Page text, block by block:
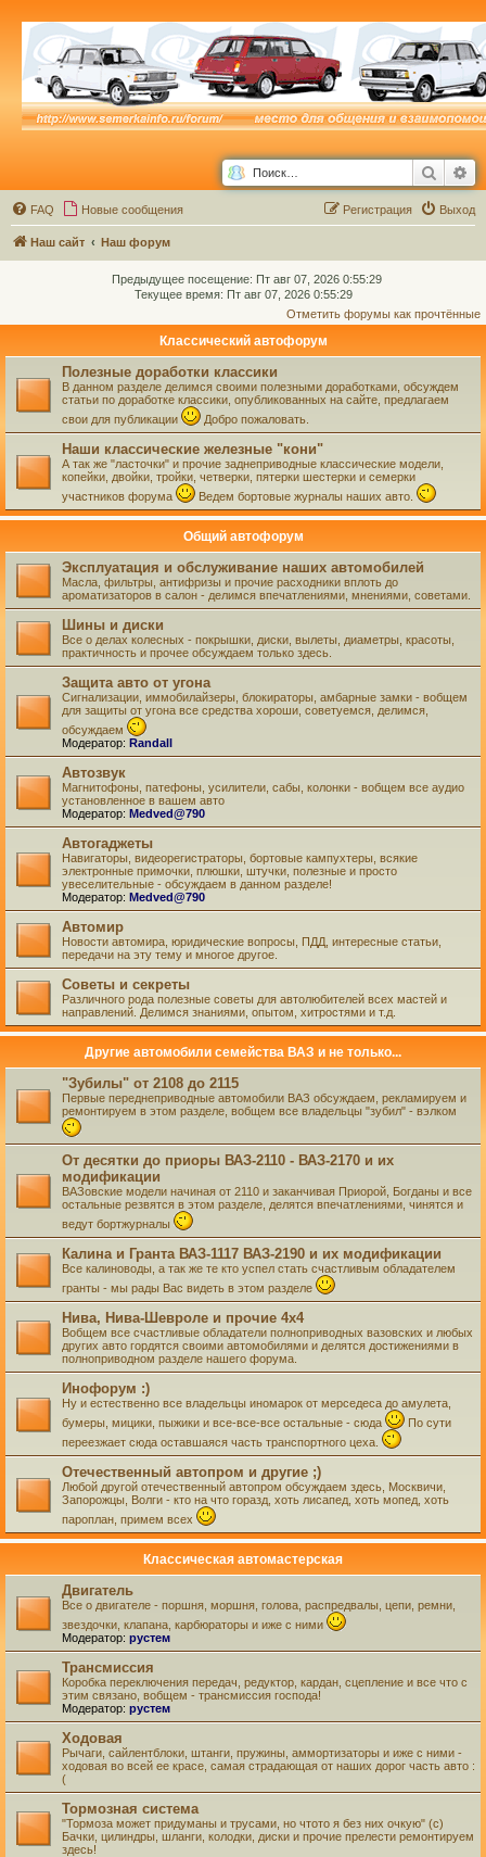
Поиск
FAQ Новые сообщения Выход
Регистрация
Наш сайт Наш форум
Предыдущее посещение: Пт авг 07, 2026 0:55:29
Текущее время: Пт авг 07, 2026 0:55:29
Отметить форумы как прочтённые
Классический автофорум
Полезные доработки классики
В данном разделе делимся своими полезными доработками, обсуждем
статьи по доработке классики, опубликованных на сайте, предлагаем
свои для публикации
Добро пожаловать.
Наши классические железные "кони"
А так же "ласточки" и прочие заднеприводные классические модели,
копейки, двойки, тройки, четверки, пятерки шестерки и семерки
участников форума
Ведем бортовые журналы наших авто.
Общий автофорум
Эксплуатация и обслуживание наших автомобилей
Масла, фильтры, антифризы и прочие расходники вплоть до
ароматизаторов в салон - делимся впечатлениями, мнениями, советами.
Шины и диски
Все о делах колесных - покрышки, диски, вылеты, диаметры, красоты,
практичность и прочее обсуждаем только здесь.
Защита авто от угона
Сигнализации, иммобилайзеры, блокираторы, амбарные замки - вобщем
для защиты от угона все средства хороши, советуемся, делимся,
обсуждаем
Модератор: Randall
Автозвук
Магнитофоны, патефоны, усилители, сабы, колонки - вобщем все аудио
установленное в вашем авто
Модератор: Medved@790
Автогаджеты
Навигаторы, видеорегистраторы, бортовые кампухтеры, всякие
электронные примочки, плюшки, штучки, полезные и просто
увеселительные - обсуждаем в данном разделе!
Модератор: Medved@790
Автомир
Новости автомира, юридические вопросы, ПДД, интересные статьи,
передачи на эту тему и многое другое.
Советы и секреты
Различного рода полезные советы для автолюбителей всех мастей и
направлений. Делимся знаниями, опытом, хитростями и т.д.
Другие автомобили семейства ВАЗ и не только...
"Зубилы" от 2108 до 2115
Первые переднеприводные автомобили ВАЗ обсуждаем, рекламируем и
ремонтируем в этом разделе, вобщем все владельцы "зубил" - вэлком
От десятки до приоры ВАЗ-2110 - ВАЗ-2170 и их
модификации
ВАЗовские модели начиная от 2110 и заканчивая Приорой, Богданы и все
остальные резвятся в этом разделе, делятся впечатлениями, чинятся и
ведут бортжурналы
Калина и Гранта ВАЗ-1117 ВАЗ-2190 и их модификации
Все калиноводы, а так же те кто успел стать счастливым обладателем
гранты - мы рады Вас видеть в этом разделе
Нива, Нива-Шевроле и прочие 4х4
Вобщем все счастливые обладатели полноприводных вазовских и любых
других авто гордятся своими автомобилями и делятся достижениями в
полноприводном разделе нашего форума.
Инофорум :)
Ну и естественно все владельцы иномарок от мерседеса до амулета,
бумеры, мицики, пыжики и все-все-все остальные - сюда
По сути
переезжает сюда оставшаяся часть транспортного цеха.
Отечественный автопром и другие ;)
Любой другой отечественный автопром обсуждаем здесь, Москвичи,
Запорожцы, Волги - кто на что горазд, хоть лисапед, хоть мопед, хоть
пароплан, примем всех
Классическая автомастерская
Двигатель
Все о двигателе - поршня, моршня, голова, распредвалы, цепи, ремни,
звездочки, клапана, карбюраторы и иже с ними
Модератор: рустем
Трансмиссия
Коробка переключения передач, редуктор, кардан, сцепление и все что с
этим связано, вобщем - трансмиссия господа!
Модератор: рустем
Ходовая
Рычаги, сайлентблоки, штанги, пружины, аммортизаторы и иже с ними -
ходовая во всей ее красе, самая страдающая от наших дорог часть авто :
(
Тормозная система
"Тормоза может придуманы и трусами, но чтото я без них очкую" (с)
Бачки, цилиндры, шланги, колодки, диски и прочие прелести ремонтируем
здесь!